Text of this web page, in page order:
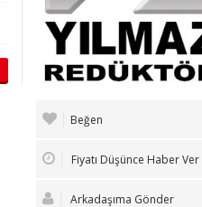
Beğen
Fiyatı Düşünce Haber Ver
Arkadaşıma Gönder